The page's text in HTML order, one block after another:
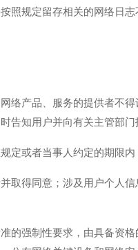
照规定留存相关的网络日志
产品、服务的提供者不得
告知用户并向有关主管部门
或者当事人约定的期限内
取得同意；涉及用户个人
强制性要求，由具备资